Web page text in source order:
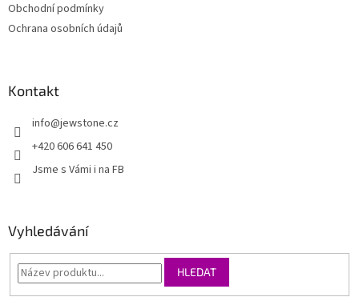
Obchodní podmínky
Ochrana osobních údajů
Kontakt
info@jewstone.cz
+420 606 641 450
Jsme s Vámi i na FB
Vyhledávání
HLEDAT